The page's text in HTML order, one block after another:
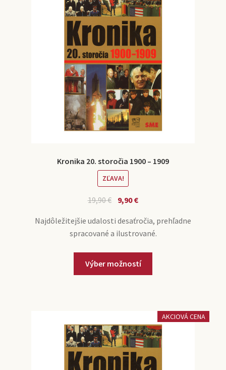
Kronika 20. storočia 1900 – 1909
ZĽAVA!
19,90€ 9,90€
Najdôležitejšie udalosti desaťročia, prehľadne
spracované a ilustrované.
Výber možností
AKCIOVÁ CENA